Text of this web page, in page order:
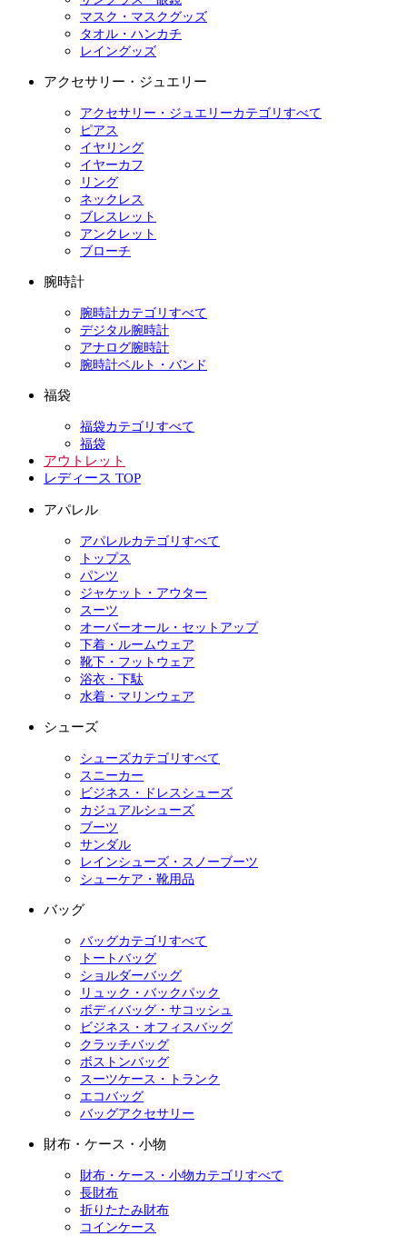
マスク・マスクグッズ
タオル・ハンカチ
レイングッズ
アクセサリー・ジュエリー
アクセサリー・ジュエリーカテゴリすべて
ピアス
イヤリング
イヤーカフ
リング
ネックレス
ブレスレット
アンクレット
ブローチ
腕時計
腕時計カテゴリすべて
デジタル腕時計
アナログ腕時計
腕時計ベルト・バンド
福袋
福袋カテゴリすべて
福袋
アウトレット
レディース TOP
アパレル
アパレルカテゴリすべて
トップス
パンツ
ジャケット・アウター
スーツ
オーバーオール・セットアップ
下着・ルームウェア
靴下・フットウェア
浴衣・下駄
水着・マリンウェア
シューズ
シューズカテゴリすべて
スニーカー
ビジネス・ドレスシューズ
カジュアルシューズ
ブーツ
サンダル
レインシューズ・スノーブーツ
シューケア・靴用品
バッグ
バッグカテゴリすべて
トートバッグ
ショルダーバッグ
リュック・バックパック
ボディバッグ・サコッシュ
ビジネス・オフィスバッグ
クラッチバッグ
ボストンバッグ
スーツケース・トランク
エコバッグ
バッグアクセサリー
財布・ケース・小物
財布・ケース・小物カテゴリすべて
長財布
折りたたみ財布
コインケース